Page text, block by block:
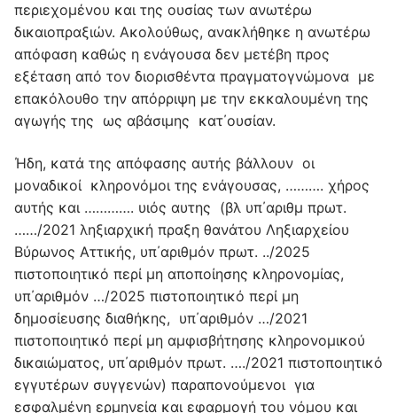
περιεχομένου και της ουσίας των ανωτέρω
δικαιοπραξιών. Ακολούθως, ανακλήθηκε η ανωτέρω
απόφαση καθώς η ενάγουσα δεν μετέβη προς
εξέταση από τον διορισθέντα πραγματογνώμονα με
επακόλουθο την απόρριψη με την εκκαλουμένη της
αγωγής της ως αβάσιμης κατ΄ουσίαν.
Ήδη, κατά της απόφασης αυτής βάλλουν οι
μοναδικοί κληρονόμοι της ενάγουσας, ………. χήρος
αυτής και …………. υιός αυτης (βλ υπ΄αριθμ πρωτ.
……/2021 ληξιαρχική πραξη θανάτου Ληξιαρχείου
Βύρωνος Αττικής, υπ΄αριθμόν πρωτ. ../2025
πιστοποιητικό περί μη αποποίησης κληρονομίας,
υπ΄αριθμόν …/2025 πιστοποιητικό περί μη
δημοσίευσης διαθήκης, υπ΄αριθμόν …/2021
πιστοποιητικό περί μη αμφισβήτησης κληρονομικού
δικαιώματος, υπ΄αριθμόν πρωτ. …./2021 πιστοποιητικό
εγγυτέρων συγγενών) παραπονούμενοι για
εσφαλμένη ερμηνεία και εφαρμογή του νόμου και